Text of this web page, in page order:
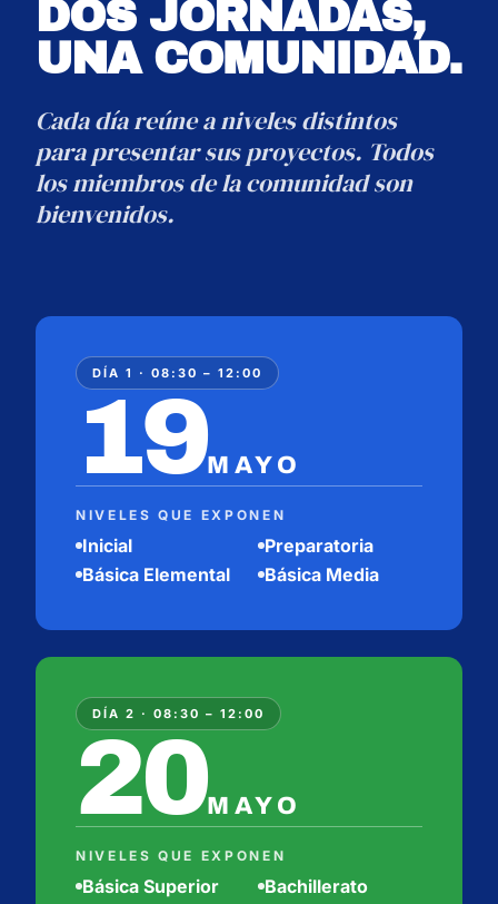
DOS JORNADAS,
UNA COMUNIDAD.
Cada día reúne a niveles distintos
para presentar sus proyectos. Todos
los miembros de la comunidad son
bienvenidos.
DÍA 1 · 08:30 – 12:00
19MAYO
NIVELES QUE EXPONEN
Inicial
Preparatoria
Básica Elemental
Básica Media
DÍA 2 · 08:30 – 12:00
20MAYO
NIVELES QUE EXPONEN
Básica Superior Bachillerato